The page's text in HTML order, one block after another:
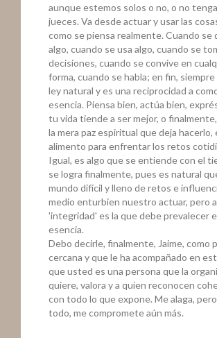
aunque estemos solos o no, o no
jueces. Va desde actuar y usar las
como se piensa realmente. Cuando se
algo, cuando se usa algo, cuando se
decisiones, cuando se convive en
forma, cuando se habla; en fin, siempre
ley natural y es una reciprocidad a
esencia. Piensa bien, actúa bien,
tu vida tiende a ser mejor, o
la mera paz espiritual que deja hacerlo,
alimento para enfrentar los retos
Igual, es algo que se entiende con el
se logra finalmente, pues es natural
mundo difícil y lleno de retos e
medio enturbien nuestro actuar, pero
'integridad' es la que debe prevalecer
esencia.
Debo decirle, finalmente, Jaime, como
cercana y que le ha acompañado en
que usted es una persona que la
quiere, valora y a quien reconocen
con todo lo que expone. Me alaga,
todo, me compromete aún más.